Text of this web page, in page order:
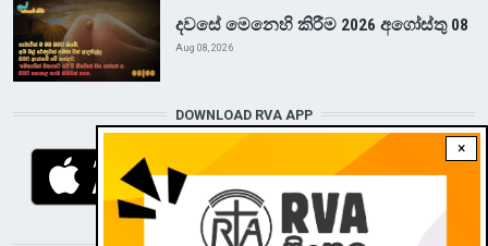
×
දවසේ මෙනෙහි කිරීම 2026 අගෝස්තු 08
Aug 08, 2026
DOWNLOAD RVA APP